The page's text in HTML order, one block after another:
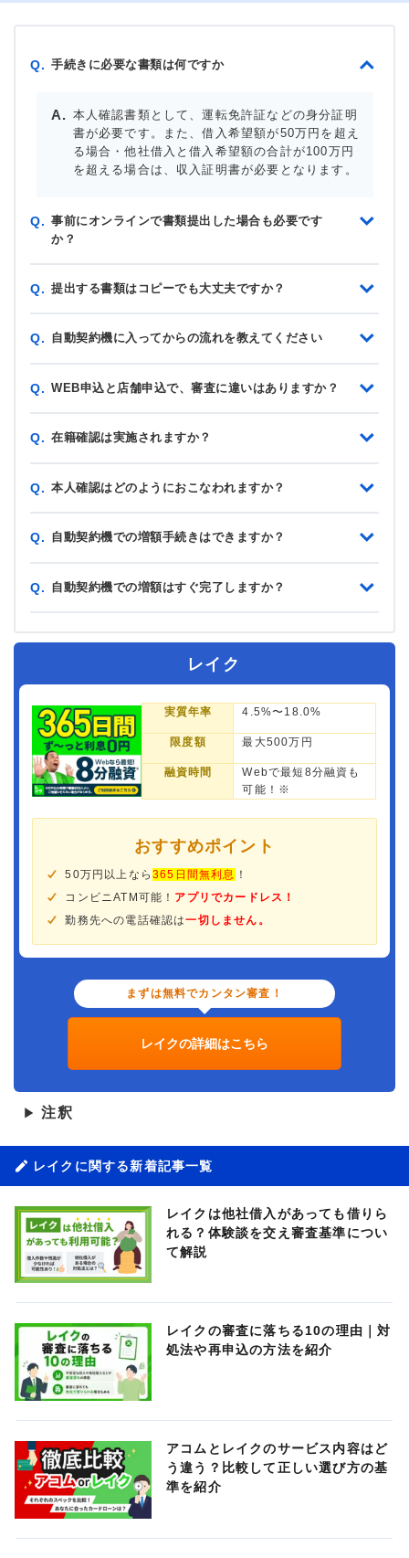
Q. 手続きに必要な書類は何ですか
本人確認書類として、運転免許証などの身分証明
書が必要です。また、借入希望額が50万円を超え
る場合・他社借入と借入希望額の合計が100万円
を超える場合は、収入証明書が必要となります。
Q. 事前にオンラインで書類提出した場合も必要です
か？
Q. 提出する書類はコピーでも大丈夫ですか？
Q. 自動契約機に入ってからの流れを教えてください
Q. WEB申込と店舗申込で、審査に違いはありますか？
Q. 在籍確認は実施されますか？
Q. 本人確認はどのようにおこなわれますか？
Q. 自動契約機での増額手続きはできますか？
Q. 自動契約機での増額はすぐ完了しますか？
レイク
実質年率 4.5%〜18.0%
限度額 最大500万円
融資時間
Webで最短8分融資も
可能！※
おすすめポイント
50万円以上なら365日間無利息
！
コンビニATM可能！ アプリでカードレス！
勤務先への電話確認は一切しません。
まずは無料でカンタン審査！
レイクの詳細はこちら
▶ 注釈
レイクに関する新着記事一覧
レイクは他社借入があっても借りら
れる？体験談を交え審査基準につい
て解説
レイクの審査に落ちる10の理由｜対
処法や再申込の方法を紹介
アコムとレイクのサービス内容はど
う違う？比較して正しい選び方の基
準を紹介